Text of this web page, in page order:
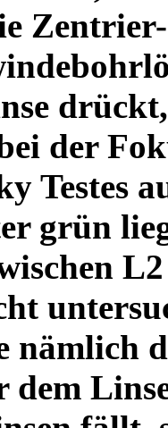
Zentrier-
der
Testes
grün
nämlich
dem